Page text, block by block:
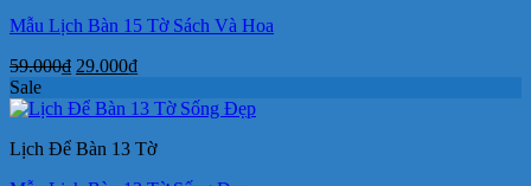
Mẫu Lịch Bàn 15 Tờ Sách Và Hoa
59.000₫ Giá
là:
29.000₫Giá
tại
29.000₫.
Sale
Lịch Để Bàn 13 Tờ